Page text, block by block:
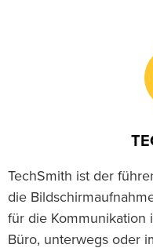
TechSmith ist der
die
für die Kommunikation
Büro, unterwegs oder